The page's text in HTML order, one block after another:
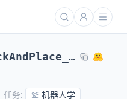
omy_PickAndPlace_RedBlock
任务: 机器人学